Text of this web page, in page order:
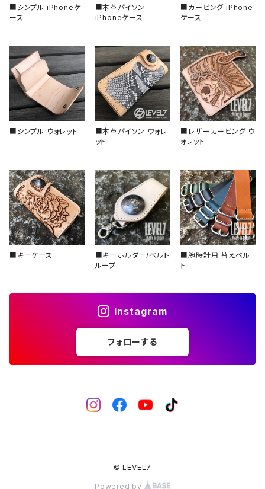
フラット型（エポキシ樹脂）
スロープ型（セラミック）
スロープ型（アルミ）
風防/クリスタル
その他、アクセサリー
■シンプル iPhoneケ
ース
■本革パイソン
iPhoneケース
■カービング iPhone
ケース
■シンプル ウォレット
■本革パイソン ウォレ
ット
■レザーカービング ウ
ォレット
■キーケース
■キーホルダー/ベルト
ループ
■腕時計用 替えベル
ト
Instagram
フォローする
© LEVEL7
Powered by